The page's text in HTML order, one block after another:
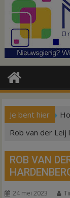
Je bent hier
Rob van der
ROB VAN
24 mei 2023